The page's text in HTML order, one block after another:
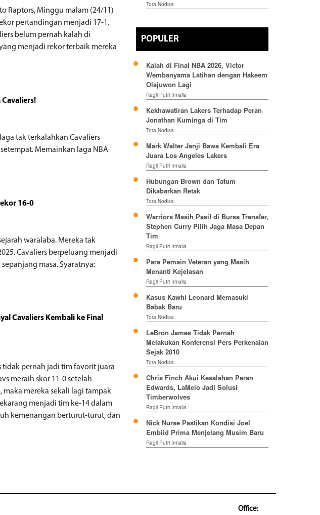
Raptors, Minggu malam (24/11)
pertandingan menjadi 17-1.
belum pernah kalah di
menjadi rekor terbaik mereka
tak terkalahkan Cavaliers
Memainkan laga NBA
16-0
waralaba. Mereka tak
Cavaliers berpeluang menjadi
masa. Syaratnya:
Cavaliers Kembali ke Final
tidak pernah jadi tim favorit juara
meraih skor 11-0 setelah
mereka sekali lagi tampak
menjadi tim ke-14 dalam
kemenangan berturut-turut, dan
Tora Nodisa
POPULER
Kalah di Final NBA 2026, Victor
Wembanyama Latihan dengan Hakeem
Olajuwon Lagi
Ragil Putri Irmalia
Kekhawatiran Lakers Terhadap Peran
Jonathan Kuminga di Tim
Tora Nodisa
Mark Walter Janji Bawa Kembali Era
Juara Los Angeles Lakers
Ragil Putri Irmalia
Hubungan Brown dan Tatum
Dikabarkan Retak
Tora Nodisa
Warriors Masih Pasif di Bursa Transfer,
Stephen Curry Pilih Jaga Masa Depan
Tim
Ragil Putri Irmalia
Para Pemain Veteran yang Masih
Menanti Kejelasan
Ragil Putri Irmalia
Kasus Kawhi Leonard Memasuki
Babak Baru
Tora Nodisa
LeBron James Tidak Pernah
Melakukan Konferensi Pers Perkenalan
Sejak 2010
Tora Nodisa
Chris Finch Akui Kesalahan Peran
Edwards, LaMelo Jadi Solusi
Timberwolves
Ragil Putri Irmalia
Nick Nurse Pastikan Kondisi Joel
Embiid Prima Menjelang Musim Baru
Ragil Putri Irmalia
Office: